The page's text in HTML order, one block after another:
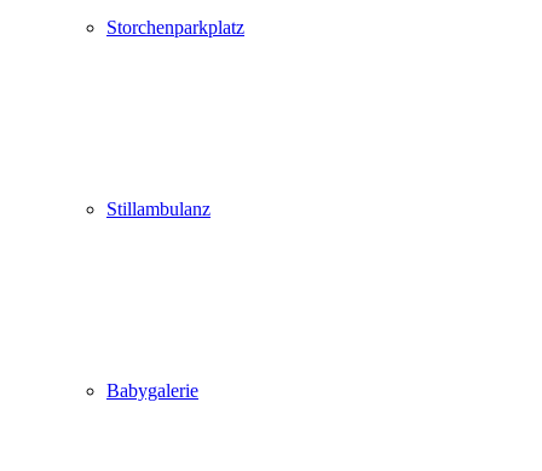
Storchenparkplatz
Stillambulanz
Babygalerie